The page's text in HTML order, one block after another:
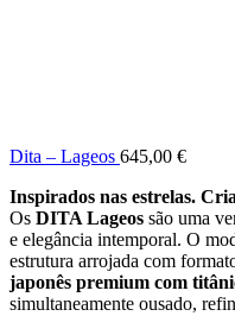
Dita – Lageos 645,00 €
Inspirados nas estrelas.
Os DITA Lageos são uma
e elegância intemporal. O
estrutura arrojada com
japonês premium com
simultaneamente ousado,